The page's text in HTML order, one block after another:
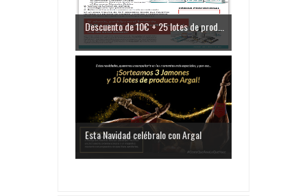
Descuento de 10€ + 25 lotes de prod...
Esta Navidad celébralo con Argal